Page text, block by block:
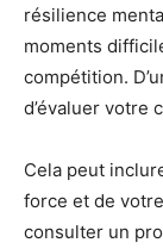
résilience
moments
compétition.
d’évaluer votre
Cela peut
force et de
consulter un